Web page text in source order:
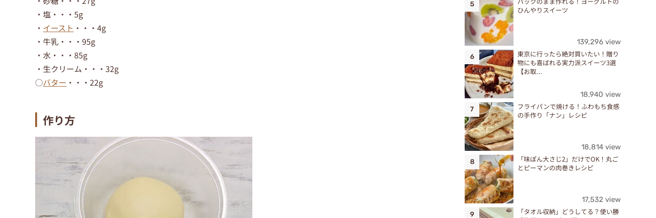
・塩・・・5g
・ イースト ・・・4g
・牛乳・・・95g
・水・・・85g
・生クリーム・・・32g
○バター ・・・22g
作り方
ひんやりスイーツ
139,296 view
東京に行ったら絶対買いたい！贈り
物にも喜ばれる実力派スイーツ3選
【お取...
18,940 view
フライパンで焼ける！ふわもち食感
の手作り「ナン」レシピ
18,814 view
「味ぽん大さじ2」だけでOK！丸ご
とピーマンの肉巻きレシピ
17,532 view
「タオル収納」どうしてる？使い勝